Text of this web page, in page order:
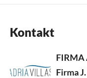
Kontakt
FIRMA
Firma